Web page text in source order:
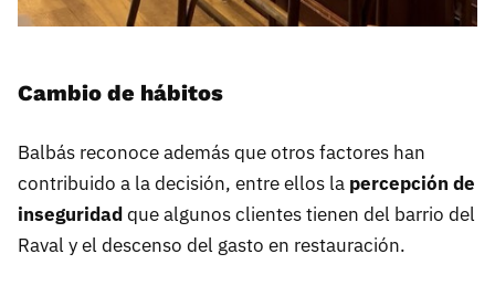
Cambio de hábitos
Balbás reconoce además que otros factores han
contribuido a la decisión, entre ellos la percepción de
inseguridadque algunos clientes tienen del barrio del
Raval y el descenso del gasto en restauración.